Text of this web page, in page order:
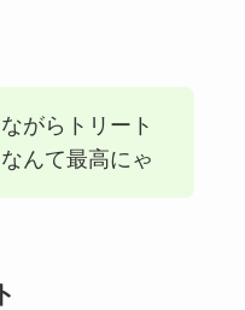
がらトリート
んて最高にゃ